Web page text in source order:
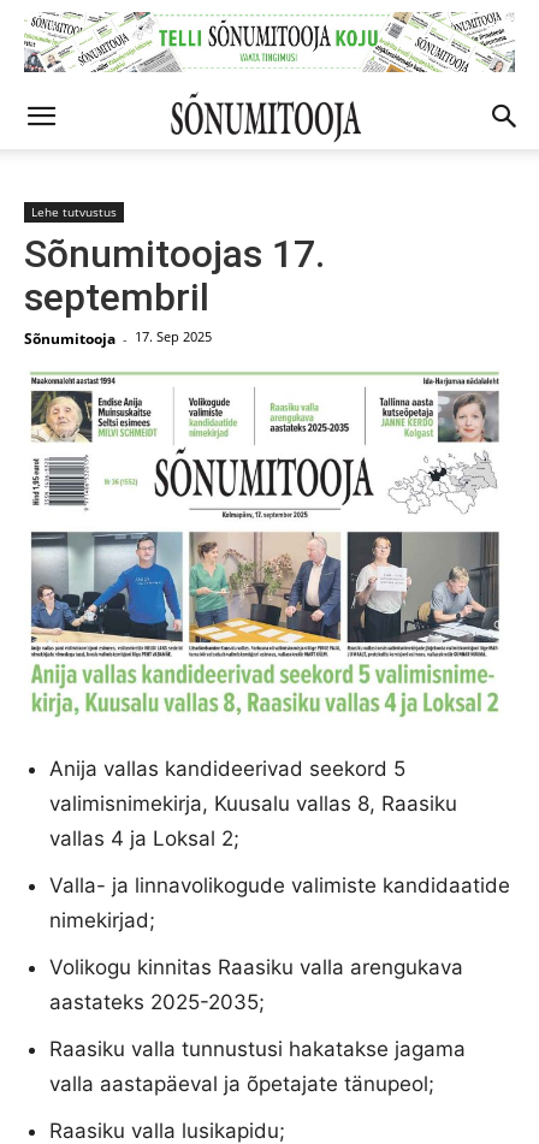
Lehe tutvustus
Sõnumitoojas 17.
septembril
Sõnumitooja - 17. Sep 2025
Anija vallas kandideerivad seekord 5
valimisnimekirja, Kuusalu vallas 8, Raasiku
vallas 4 ja Loksal 2;
Valla- ja linnavolikogude valimiste kandidaatide
nimekirjad;
Volikogu kinnitas Raasiku valla arengukava
aastateks 2025-2035;
Raasiku valla tunnustusi hakatakse jagama
valla aastapäeval ja õpetajate tänupeol;
Raasiku valla lusikapidu;